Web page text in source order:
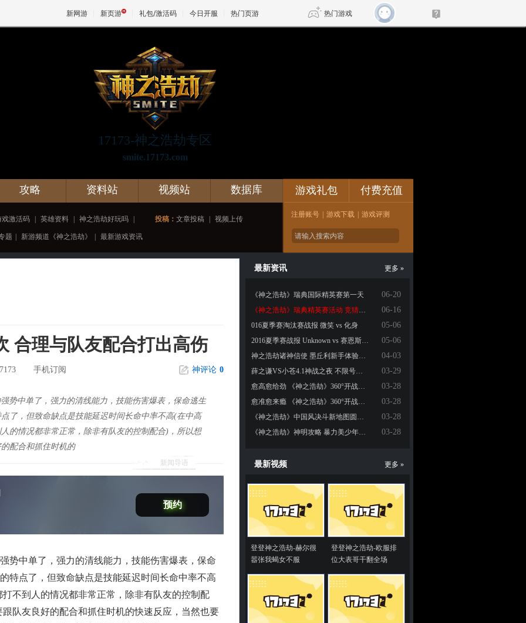
新网游 新页游 礼包/激活码 今日开服 热门页游 热门游戏
17173-神之浩劫专区
smite.17173.com
攻略 资料站 视频站 数据库 论坛
戏激活码 英雄资料 神之浩劫好玩吗 投稿： 文章投稿 视频上传
题 新游频道《神之浩劫》 最新游戏资讯
游戏礼包 付费充值
注册账号 游戏下载 游戏评测
合理与队友配合打出高伤
手机订阅 神评论 0
新闻导语
势中单了，强力的清线能力，技能伤害爆表，保命逃生
了，但致命缺点是技能延迟时间长命中率不高(在中高
的情况都非常正常，除非有队友的控制配合)，所以想
配合和抓住时机的
预约
中单了，强力的清线能力，技能伤害爆表，保命
特点了，但致命缺点是技能延迟时间长命中率不高
不到人的情况都非常正常，除非有队友的控制配
队友良好的配合和抓住时机的快速反应，当然也要
最新资讯
06-20
《神之浩劫》瑞典国际精英赛第一天
06-16
《神之浩劫》瑞典精英赛活动 竞猜得大奖
05-06
016夏季赛淘汰赛战报 微笑 vs 化身
05-06
2016夏季赛战报 Unknown vs 赛恩斯小学
04-03
神之浩劫诸神信使 墨丘利新手体验心情
03-29
薛之谦VS小苍4.1神战之夜 不限号开测直播阵容大揭秘
03-28
愈高愈给劲 《神之浩劫》360°开战之高空GANK
03-28
愈准愈来瘾 《神之浩劫》360°开战之无锁定攻击
03-28
《神之浩劫》中国风决斗新地图圆儿时大闹天宫之梦
03-28
《神之浩劫》神明攻略 暴力美少年哪吒
更多 »
最新视频
登登神之浩劫-赫尔很
嚣张我蝎女不服
登登神之浩劫-欧服排
位大表哥干翻全场
更多 »